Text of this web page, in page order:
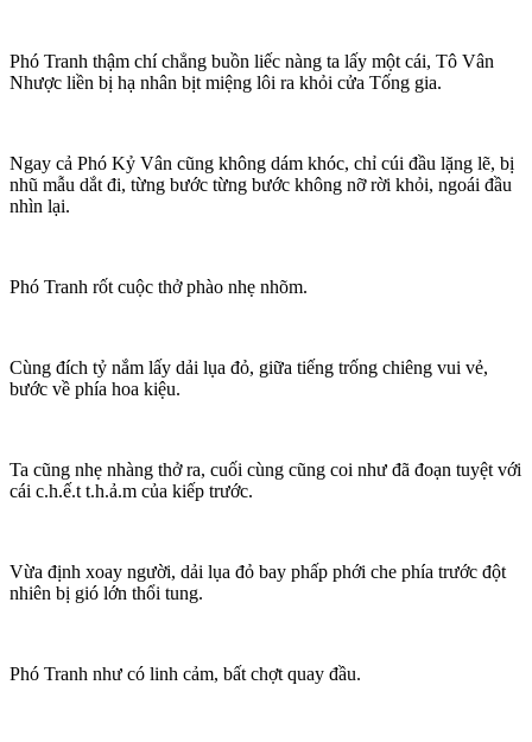
Phó Tranh thậm chí chẳng buồn liếc nàng ta lấy một cái, Tô Vân
Nhược liền bị hạ nhân bịt miệng lôi ra khỏi cửa Tống gia.
Ngay cả Phó Kỷ Vân cũng không dám khóc, chỉ cúi đầu lặng lẽ, bị
nhũ mẫu dắt đi, từng bước từng bước không nỡ rời khỏi, ngoái đầu
nhìn lại.
Phó Tranh rốt cuộc thở phào nhẹ nhõm.
Cùng đích tỷ nắm lấy dải lụa đỏ, giữa tiếng trống chiêng vui vẻ,
bước về phía hoa kiệu.
Ta cũng nhẹ nhàng thở ra, cuối cùng cũng coi như đã đoạn tuyệt với
cái c.h.ế.t t.h.ả.m của kiếp trước.
Vừa định xoay người, dải lụa đỏ bay phấp phới che phía trước đột
nhiên bị gió lớn thổi tung.
Phó Tranh như có linh cảm, bất chợt quay đầu.